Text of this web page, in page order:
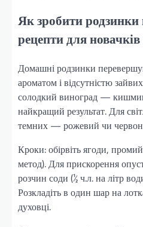
Як зробити
рецепти для новачків
Домашні родзинки
ароматом і відсутністю
солодкий виноград —
найкращий результат. Для
темних — рожевий чи
Кроки: обірвіть ягоди,
метод). Для прискорення
розчин соди (½ ч.л. на літр
Розкладіть в один шар на
духовці.